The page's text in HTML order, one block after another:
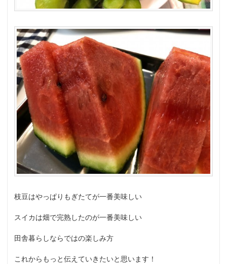
枝豆はやっぱりもぎたてが一番美味しい
スイカは畑で完熟したのが一番美味しい
田舎暮らしならではの楽しみ方
これからもっと伝えていきたいと思います！